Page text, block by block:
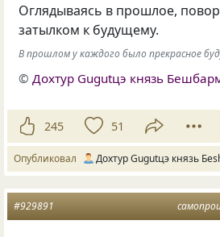
Оглядываясь в прошлое,
затылком к будущему.
В прошлом у каждого было прекрасное
© Дохтур Gugutцэ князь
245 51
Опубликовал Дохтур Gugutцэ князь
#929891